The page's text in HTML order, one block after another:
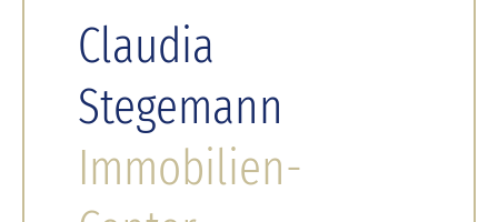
Claudia
Stegemann
Immobilien-